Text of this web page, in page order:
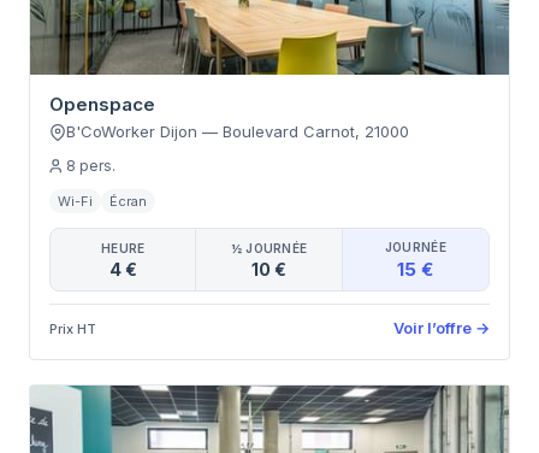
Openspace
B'CoWorker Dijon — Boulevard Carnot, 21000
8 pers.
Wi-Fi Écran
HEURE
4 €
½ JOURNÉE
10 €
JOURNÉE
15 €
Prix HT Voir l’offre →